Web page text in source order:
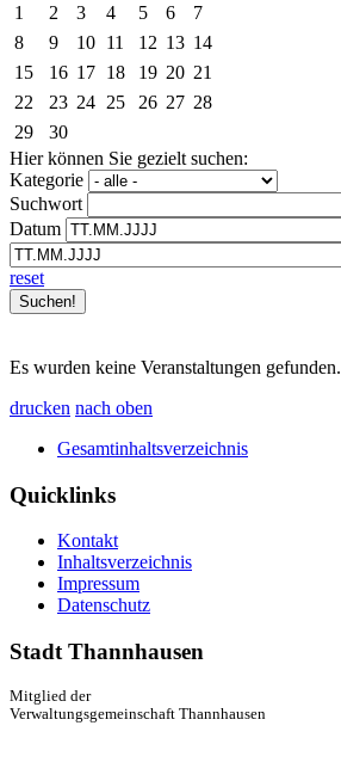
1
2 3 4 5 6
7
8
9 10 11 12 13 14
15
16 17 18 19 20 21
22
23 24 25 26 27 28
29
30
Hier können Sie gezielt suchen:
Kategorie
Suchwort
Datum
reset
Es wurden keine Veranstaltungen gefunden.
drucken nach oben
Gesamtinhaltsverzeichnis
Quicklinks
Kontakt
Inhaltsverzeichnis
Impressum
Datenschutz
Stadt Thannhausen
Mitglied der
Verwaltungsgemeinschaft Thannhausen